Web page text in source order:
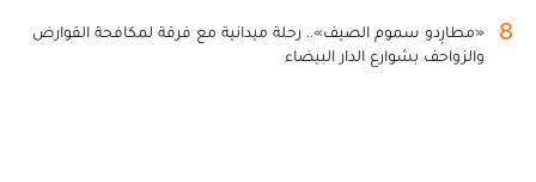
8
«مطارِدو سموم الصيف».. رحلة ميدانية مع فرقة لمكافحة القوارض
والزواحف بشوارع الدار البيضاء